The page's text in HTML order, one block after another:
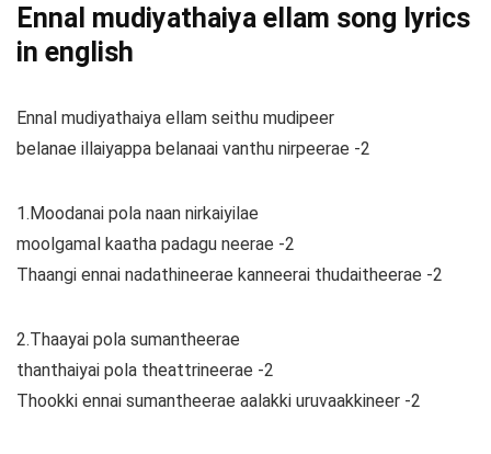
Ennal mudiyathaiya ellam song lyrics
in english
Ennal mudiyathaiya ellam seithu mudipeer
belanae illaiyappa belanaai vanthu nirpeerae -2
1.Moodanai pola naan nirkaiyilae
moolgamal kaatha padagu neerae -2
Thaangi ennai nadathineerae kanneerai thudaitheerae -2
2.Thaayai pola sumantheerae
thanthaiyai pola theattrineerae -2
Thookki ennai sumantheerae aalakki uruvaakkineer -2